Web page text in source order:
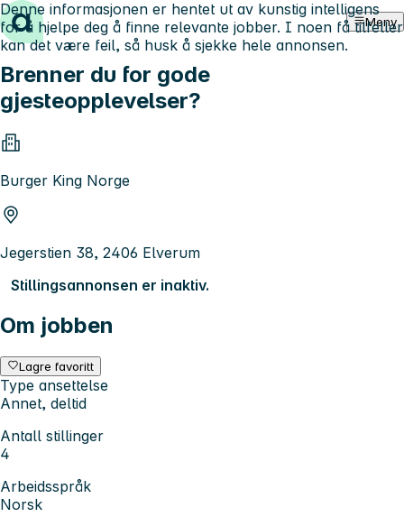
Hopp til innhold Meny
Brenner du for gode
gjesteopplevelser?
Burger King Norge
Jegerstien 38, 2406 Elverum
Stillingsannonsen er inaktiv.
Om jobben
Lagre favoritt
Type ansettelse
Annet, deltid
Antall stillinger
4
Arbeidsspråk
Norsk
Denne informasjonen er hentet ut av kunstig intelligens
for å hjelpe deg å finne relevante jobber. I noen få tilfeller
kan det være feil, så husk å sjekke hele annonsen.